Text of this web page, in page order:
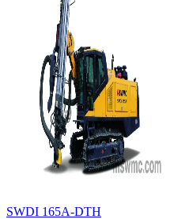
SWDI 165A-DTH